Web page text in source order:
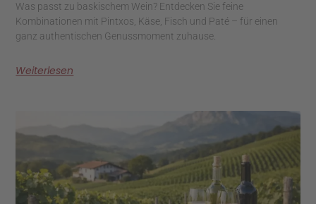
Was passt zu baskischem Wein? Entdecken Sie feine
Kombinationen mit Pintxos, Käse, Fisch und Paté – für einen
ganz authentischen Genussmoment zuhause.
Weiterlesen